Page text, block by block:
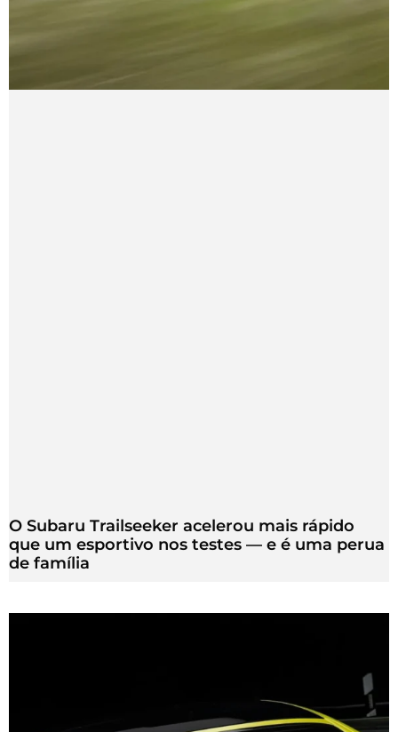
O Subaru Trailseeker acelerou mais rápido
que um esportivo nos testes — e é uma perua
de família